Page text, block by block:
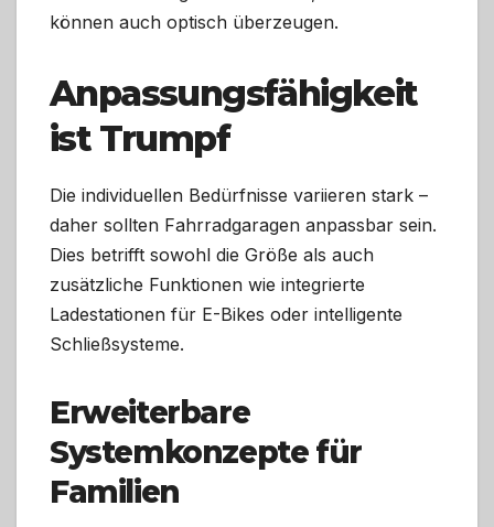
können auch optisch überzeugen.
Anpassungsfähigkeit
ist Trumpf
Die individuellen Bedürfnisse variieren stark –
daher sollten Fahrradgaragen anpassbar sein.
Dies betrifft sowohl die Größe als auch
zusätzliche Funktionen wie integrierte
Ladestationen für E-Bikes oder intelligente
Schließsysteme.
Erweiterbare
Systemkonzepte für
Familien